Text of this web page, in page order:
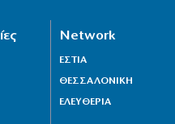
Network
ΕΣΤΙΑ
ΘΕΣΣΑΛΟΝΙΚΗ
ΕΛΕΥΘΕΡΙΑ